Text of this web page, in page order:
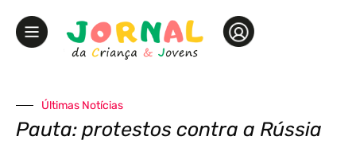
Últimas Notícias
Pauta: protestos contra a Rússia